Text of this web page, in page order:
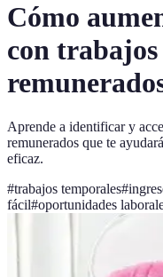
Cómo
con
Aprende a identificar y
remunerados que te
eficaz.
#trabajos temporales#
fácil#oportunidades